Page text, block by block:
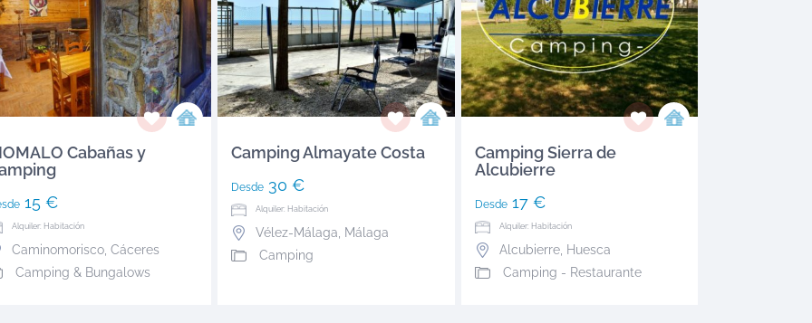
Cabañas y
15 €
Alquiler: Habitación
Caminomorisco Cáceres
Camping & Bungalows
Camping Almayate Costa
Desde30 €
Alquiler: Habitación
Vélez-Málaga Málaga
Camping
Camping Sierra de
Alcubierre
Desde17 €
Alquiler: Habitación
Alcubierre, Huesca
Camping - Restaurante